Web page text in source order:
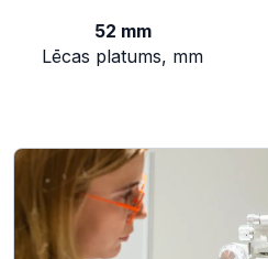
52 mm
Lēcas platums, mm